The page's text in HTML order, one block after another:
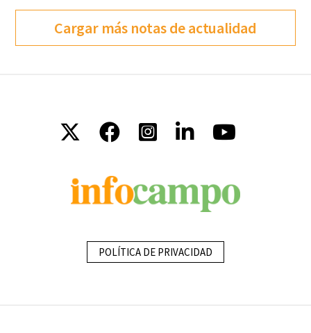
Cargar más notas de actualidad
POLÍTICA DE PRIVACIDAD